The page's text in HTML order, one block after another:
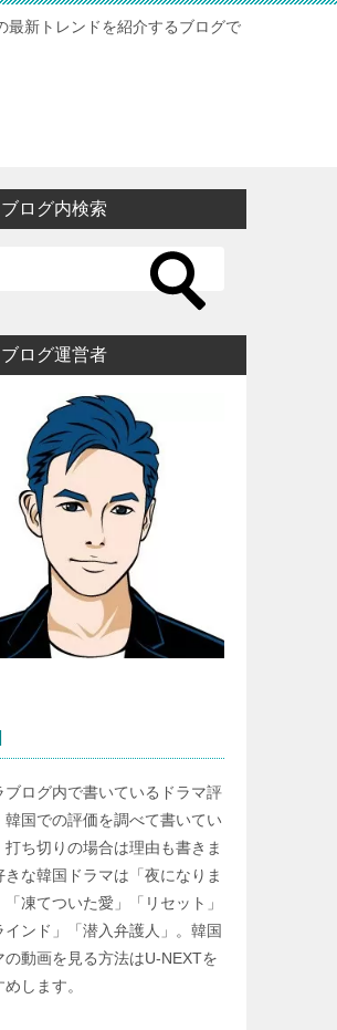
最新トレンドを紹介するブログで
ログ内検索
ログ運営者
ブログ内で書いているドラマ評
韓国での評価を調べて書いてい
打ち切りの場合は理由も書きま
きな韓国ドラマは「夜になりま
「凍てついた愛」「リセット」
インド」「潜入弁護人」。韓国
の動画を見る方法はU-NEXTを
します。